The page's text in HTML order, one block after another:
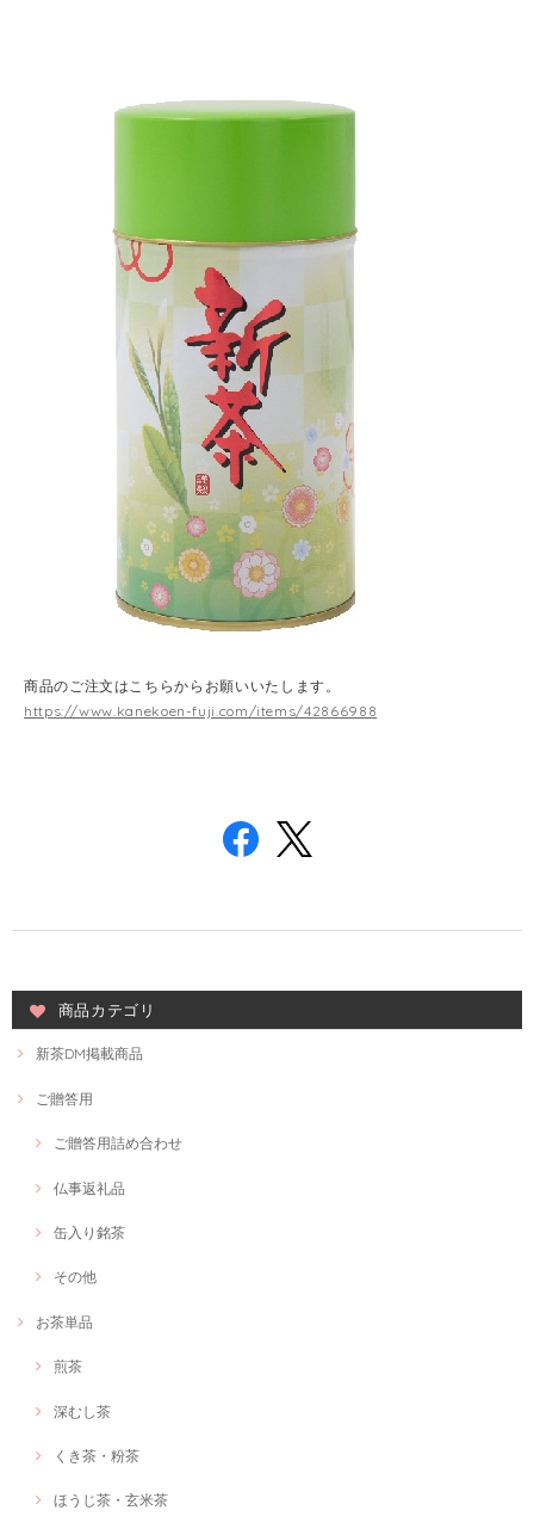
商品のご注文はこちらからお願いいたします。
https://www.kanekoen-fuji.com/items/42866988
商品カテゴリ
新茶DM掲載商品
ご贈答用
ご贈答用詰め合わせ
仏事返礼品
缶入り銘茶
その他
お茶単品
煎茶
深むし茶
くき茶・粉茶
ほうじ茶・玄米茶